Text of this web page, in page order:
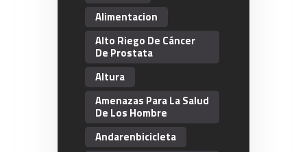
Alimentacion
Alto Riego De Cáncer
De Prostata
Altura
Amenazas Para La Salud
De Los Hombre
Andarenbicicleta